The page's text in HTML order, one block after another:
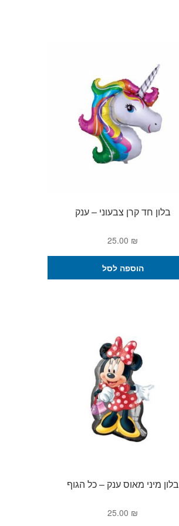
בלון חד קרן צבעוני – ענק
25.00 ₪
הוספה לסל
בלון מיני מאוס ענק – כל הגוף
25.00 ₪